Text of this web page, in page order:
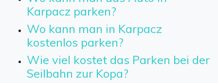
Karpacz parken?
Wo kann man in Karpacz
kostenlos parken?
Wie viel kostet das Parken bei der
Seilbahn zur Kopa?